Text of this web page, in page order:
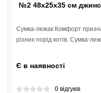
№2 48х25х35 см джинс
Сумка-лежак Комфорт
різних порід котів. Сумка-
Є в наявності
0 відгуків